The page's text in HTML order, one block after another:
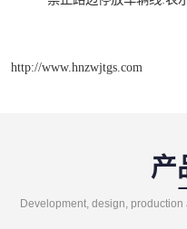
http://www.hnzwjtgs.com
产